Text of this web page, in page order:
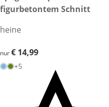
figurbetontem Schnitt
heine
€ 14,99
nur€ 14,99
+5